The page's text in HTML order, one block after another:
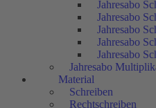
Jahresabo
Jahresabo
Jahresabo
Jahresabo
Jahresabo
Jahresabo
Material
Schreiben
Rechtschreiben